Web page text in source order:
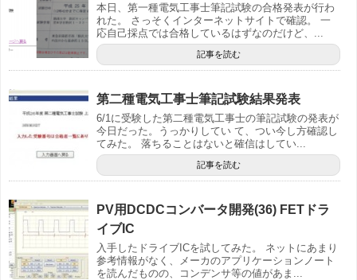
本日、第一種電気工事士筆記試験の合格発表が行わ
れた。 さっそくインターネットサイトで確認。 一
応自己採点では合格しているはずなのだけど、...
記事を読む
第二種電気工事士筆記試験結果発表
6/1に受験した第二種電気工事士の筆記試験の発表が
今日だった。うっかりしてい て、つい今し方確認し
てみた。 落ちることはないと確信はしてい...
記事を読む
PV用DCDCコンバータ開発(36) FETドラ
イブIC
入手したドライブICを試してみた。 ネットにあまり
参考情報がなく、メーカのアプリケーションノート
を読んだものの、コンデンサ等の値があま...